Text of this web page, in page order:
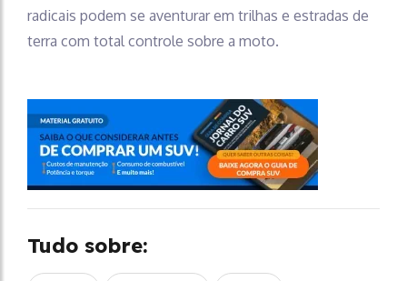
radicais podem se aventurar em trilhas e estradas de
terra com total controle sobre a moto.
Tudo sobre: